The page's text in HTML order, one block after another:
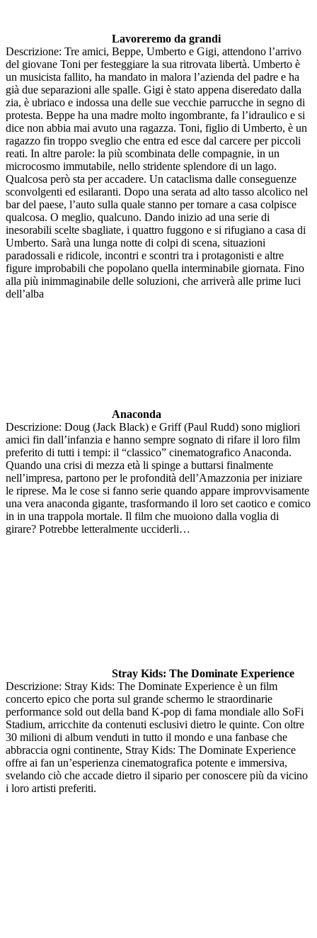
Lavoreremo da grandi
Descrizione: Tre amici, Beppe, Umberto e Gigi, attendono l’arrivo
del giovane Toni per festeggiare la sua ritrovata libertà. Umberto è
un musicista fallito, ha mandato in malora l’azienda del padre e ha
già due separazioni alle spalle. Gigi è stato appena diseredato dalla
zia, è ubriaco e indossa una delle sue vecchie parrucche in segno di
protesta. Beppe ha una madre molto ingombrante, fa l’idraulico e si
dice non abbia mai avuto una ragazza. Toni, figlio di Umberto, è un
ragazzo fin troppo sveglio che entra ed esce dal carcere per piccoli
reati. In altre parole: la più scombinata delle compagnie, in un
microcosmo immutabile, nello stridente splendore di un lago.
Qualcosa però sta per accadere. Un cataclisma dalle conseguenze
sconvolgenti ed esilaranti. Dopo una serata ad alto tasso alcolico nel
bar del paese, l’auto sulla quale stanno per tornare a casa colpisce
qualcosa. O meglio, qualcuno. Dando inizio ad una serie di
inesorabili scelte sbagliate, i quattro fuggono e si rifugiano a casa di
Umberto. Sarà una lunga notte di colpi di scena, situazioni
paradossali e ridicole, incontri e scontri tra i protagonisti e altre
figure improbabili che popolano quella interminabile giornata. Fino
alla più inimmaginabile delle soluzioni, che arriverà alle prime luci
dell’alba
Anaconda
Descrizione: Doug (Jack Black) e Griff (Paul Rudd) sono migliori
amici fin dall’infanzia e hanno sempre sognato di rifare il loro film
preferito di tutti i tempi: il “classico” cinematografico Anaconda.
Quando una crisi di mezza età li spinge a buttarsi finalmente
nell’impresa, partono per le profondità dell’Amazzonia per iniziare
le riprese. Ma le cose si fanno serie quando appare improvvisamente
una vera anaconda gigante, trasformando il loro set caotico e comico
in in una trappola mortale. Il film che muoiono dalla voglia di
girare? Potrebbe letteralmente ucciderli…
Stray Kids: The Dominate Experience
Descrizione: Stray Kids: The Dominate Experience è un film
concerto epico che porta sul grande schermo le straordinarie
performance sold out della band K-pop di fama mondiale allo SoFi
Stadium, arricchite da contenuti esclusivi dietro le quinte. Con oltre
30 milioni di album venduti in tutto il mondo e una fanbase che
abbraccia ogni continente, Stray Kids: The Dominate Experience
offre ai fan un’esperienza cinematografica potente e immersiva,
svelando ciò che accade dietro il sipario per conoscere più da vicino
i loro artisti preferiti.